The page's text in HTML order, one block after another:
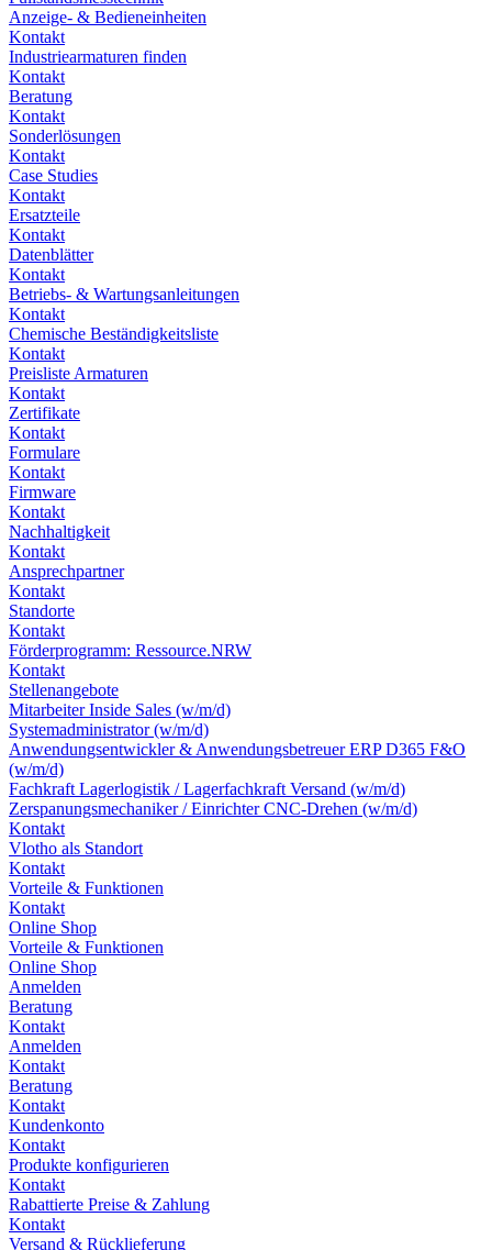
Anzeige- & Bedieneinheiten
Kontakt
Industriearmaturen finden
Kontakt
Beratung
Kontakt
Sonderlösungen
Kontakt
Case Studies
Kontakt
Ersatzteile
Kontakt
Datenblätter
Kontakt
Betriebs- & Wartungsanleitungen
Kontakt
Chemische Beständigkeitsliste
Kontakt
Preisliste Armaturen
Kontakt
Zertifikate
Kontakt
Formulare
Kontakt
Firmware
Kontakt
Nachhaltigkeit
Kontakt
Ansprechpartner
Kontakt
Standorte
Kontakt
Förderprogramm: Ressource.NRW
Kontakt
Stellenangebote
Mitarbeiter Inside Sales (w/m/d)
Systemadministrator (w/m/d)
Anwendungsentwickler & Anwendungsbetreuer ERP D365 F&O
(w/m/d)
Fachkraft Lagerlogistik / Lagerfachkraft Versand (w/m/d)
Zerspanungsmechaniker / Einrichter CNC-Drehen (w/m/d)
Kontakt
Vlotho als Standort
Kontakt
Vorteile & Funktionen
Kontakt
Online Shop
Vorteile & Funktionen
Online Shop
Anmelden
Beratung
Kontakt
Anmelden
Kontakt
Beratung
Kontakt
Kundenkonto
Kontakt
Produkte konfigurieren
Kontakt
Rabattierte Preise & Zahlung
Kontakt
Versand & Rücklieferung